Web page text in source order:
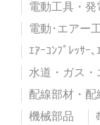
電動工具・発
電動･エアー
ｴｱｰｺﾝﾌﾟﾚｯｻｰ
水道・ガス
配線部材・
機械部品